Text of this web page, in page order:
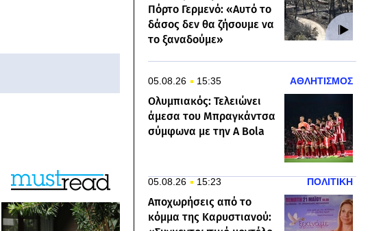
Πόρτο Γερμενό: «Αυτό το
δάσος δεν θα ζήσουμε να
το ξαναδούμε»
05.08.26 15:35 ΑΘΛΗΤΙΣΜΟΣ
Ολυμπιακός: Τελειώνει
άμεσα του Μπραγκάντσα
σύμφωνα με την A Bola
05.08.26 15:23 ΠΟΛΙΤΙΚΗ
Αποχωρήσεις από το
κόμμα της Καρυστιανού: